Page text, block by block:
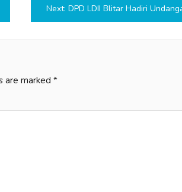
Next: DPD LDII Blitar Hadiri Undangan Apel
are marked *